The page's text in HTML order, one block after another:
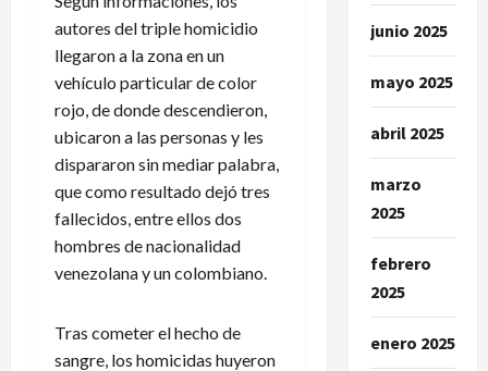
autores del triple homicidio
llegaron a la zona en un
vehículo particular de color
rojo, de donde descendieron,
ubicaron a las personas y les
dispararon sin mediar palabra,
que como resultado dejó tres
fallecidos, entre ellos dos
hombres de nacionalidad
venezolana y un colombiano.
Tras cometer el hecho de
sangre, los homicidas huyeron
junio 2025
mayo 2025
abril 2025
marzo
2025
febrero
2025
enero 2025